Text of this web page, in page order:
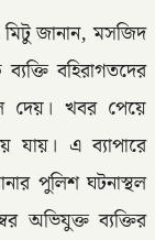
জানান, মসজিদ
বহিরাগতদের
দেয়। খবর পেয়ে
এ ব্যাপারে
পুলিশ ঘটনাস্থল
অভিযুক্ত ব্যক্তির